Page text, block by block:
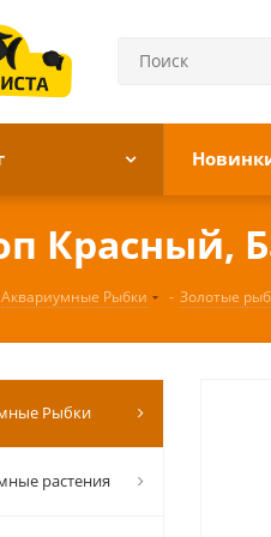
Красный,
Аквариумные Рыбки - Золотые
Рыбки
растения